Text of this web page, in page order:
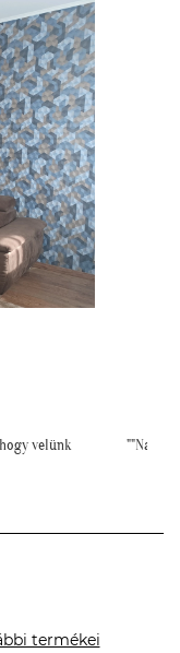
"Ilyen
termékei